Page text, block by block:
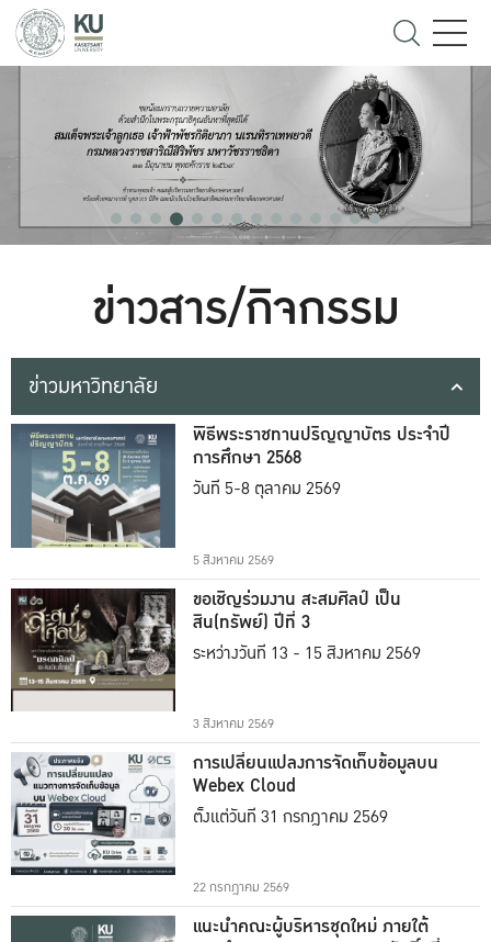
ข่าวสาร/กิจกรรม
ข่าวมหาวิทยาลัย
พิธีพระราชทานปริญญาบัตร ประจำปี
การศึกษา 2568
วันที่ 5-8 ตุลาคม 2569
5 สิงหาคม 2569
ขอเชิญร่วมงาน สะสมศิลป์ เป็น
สิน(ทรัพย์) ปีที่ 3
ระหว่างวันที่ 13 - 15 สิงหาคม 2569
3 สิงหาคม 2569
การเปลี่ยนแปลงการจัดเก็บข้อมูลบน
Webex Cloud
ตั้งแต่วันที่ 31 กรกฎาคม 2569
22 กรกฎาคม 2569
แนะนำคณะผู้บริหารชุดใหม่ ภายใต้